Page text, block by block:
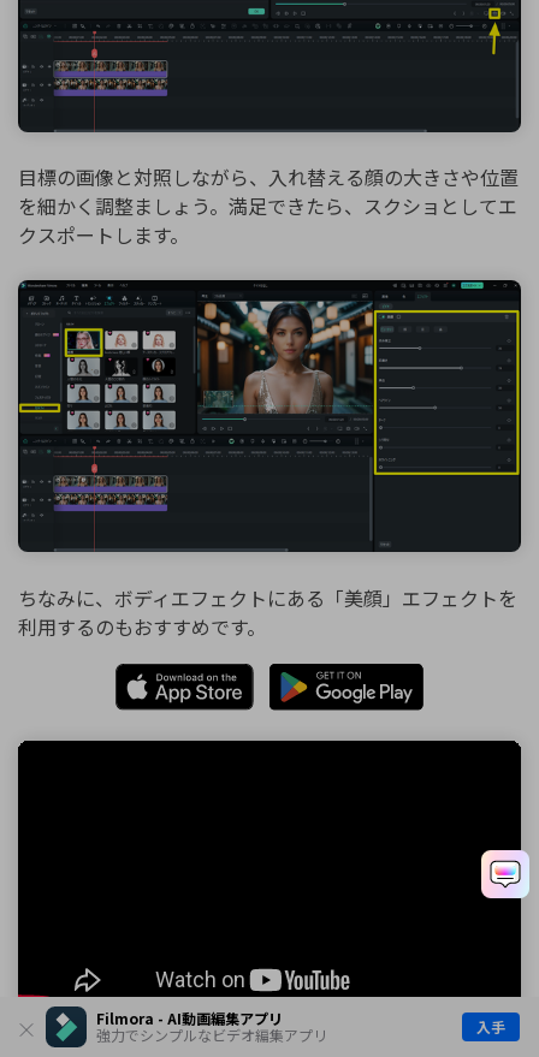
Filmora - AI動画編集アプリ
強力でシンプルなビデオ編集アプリ
入手
目標の画像と対照しながら、入れ替える顔の大きさや位置
を細かく調整ましょう。満足できたら、スクショとしてエ
クスポートします。
ちなみに、ボディエフェクトにある「美顔」エフェクトを
利用するのもおすすめです。
フィモーラ14登場！最新AI機能で高品質・効率的な動画編集を実